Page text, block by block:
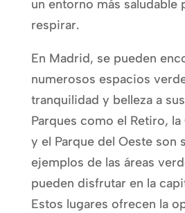
un entorno más saludable
respirar.
En Madrid, se pueden
numerosos espacios
tranquilidad y belleza a
Parques como el Retiro,
y el Parque del Oeste son
ejemplos de las áreas
pueden disfrutar en la
Estos lugares ofrecen la